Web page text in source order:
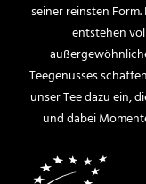
seiner reinsten
entstehen
Teegenusses
unser Tee dazu ein,
und dabei